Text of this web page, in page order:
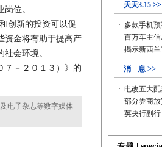
位。
创新的投资可以促
资金将有助于提高产
会环境。
－２０１３）》的
电子杂志等数字媒体